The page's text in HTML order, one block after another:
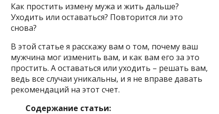
Как простить измену мужа и жить дальше?
Уходить или оставаться? Повторится ли это
снова?
В этой статье я расскажу вам о том, почему ваш
мужчина мог изменить вам, и как вам его за это
простить. А оставаться или уходить – решать вам,
ведь все случаи уникальны, и я не вправе давать
рекомендаций на этот счет.
Содержание статьи: